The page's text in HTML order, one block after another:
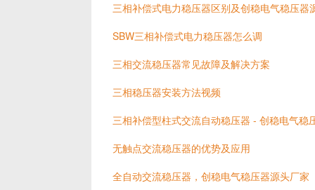
三相补偿式电力稳压器区别及创稳电气稳压器
SBW三相补偿式电力稳压器怎么调
三相交流稳压器常见故障及解决方案
三相稳压器安装方法视频
三相补偿型柱式交流自动稳压器 - 创稳电气稳
无触点交流稳压器的优势及应用
全自动交流稳压器，创稳电气稳压器源头厂家